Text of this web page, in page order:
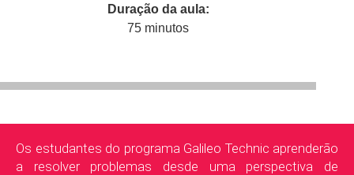
Duração da aula:
75 minutos
Os estudantes do programa Galileo Technic aprenderão
a resolver problemas desde uma perspectiva de